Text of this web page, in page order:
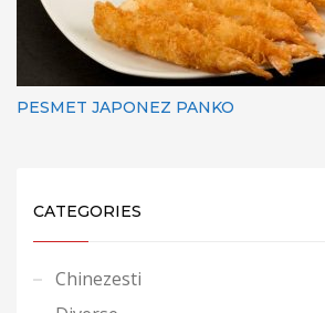
PESMET JAPONEZ PANKO
CATEGORIES
Chinezesti